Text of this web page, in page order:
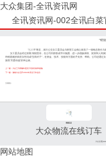
大众集团-全讯资讯网
全讯资讯网-002全讯白菜
“特
“三八节”将至，浦大公交女工委员会与部室工会精心策划了一项饱含责任与
女工委员会经过前期 海报宣传，在公司内部形成节日氛围，进一步倡扬亲情、友情和人间真
特殊困难的病贫女性结成“互助对子”，在资金、技术、技能等方面给予支持、帮助。公司还通
接受“关爱传递”的幸运者。
上一篇：大众三汽明确年度员工培训目标和措施
下一篇：浦南大众召开2004年安全工作会议
分享到：
96811
大众物流在线订车
大众交通
网站地图